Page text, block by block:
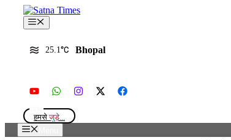
content
Menu
25.1 Bhopal
हमसे जुड़े...